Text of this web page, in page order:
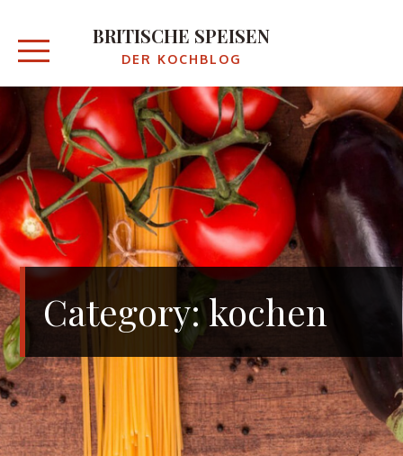
content
BRITISCHE SPEISEN
DER KOCHBLOG
Category:kochen